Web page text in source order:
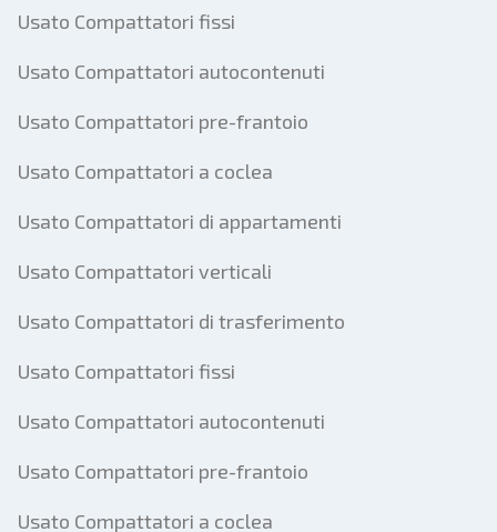
Usato Compattatori fissi
Usato Compattatori autocontenuti
Usato Compattatori pre-frantoio
Usato Compattatori a coclea
Usato Compattatori di appartamenti
Usato Compattatori verticali
Usato Compattatori di trasferimento
Usato Compattatori fissi
Usato Compattatori autocontenuti
Usato Compattatori pre-frantoio
Usato Compattatori a coclea